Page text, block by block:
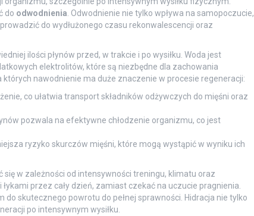
do odwodnienia . Odwodnienie nie tylko wpływa na samopoczucie,
do wydłużonego czasu rekonwalescencji oraz
ilości płynów przed, w trakcie i po wysiłku. Woda jest
elektrolitów, które są niezbędne dla zachowania
nawodnienie ma duże znaczenie w procesie regeneracji:
co ułatwia transport składników odżywczych do mięśni oraz
pozwala na efektywne chłodzenie organizmu, co jest
ryzyko skurczów mięśni, które mogą wystąpić w wyniku ich
w zależności od intensywności treningu, klimatu oraz
przez cały dzień, zamiast czekać na uczucie pragnienia.
skutecznego powrotu do pełnej sprawności. Hidracja nie tylko
po intensywnym wysiłku.